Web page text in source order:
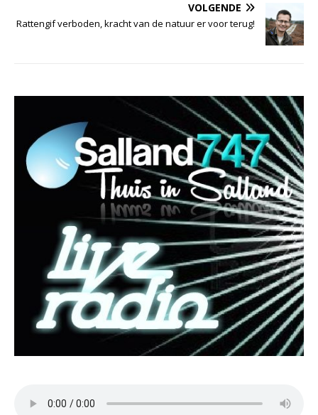
VOLGENDE
Rattengif verboden, kracht van de natuur er voor terug!